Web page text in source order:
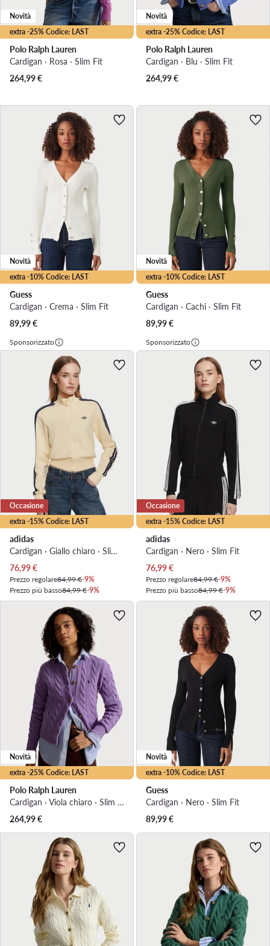
extra -25% Codice: LAST
Novità
Polo Ralph Lauren
Cardigan · Rosa · Slim Fit
264,99€
extra -25% Codice: LAST
Novità
Polo Ralph Lauren
Cardigan · Blu · Slim Fit
264,99€
extra -10% Codice: LAST
Novità
Guess
Cardigan · Crema · Slim Fit
89,99€
extra -10% Codice: LAST
Novità
Guess
Cardigan · Cachi · Slim Fit
89,99€
Sponsorizzato
extra -15% Codice: LAST
Occasione
adidas
Cardigan · Giallo chiaro · Slim Fit
Prezzo attuale
76,99€
Prezzo regolare84,99 €-9%
Prezzo più basso84,99 €-9%
Sponsorizzato
extra -15% Codice: LAST
Occasione
adidas
Cardigan · Nero · Slim Fit
Prezzo attuale
76,99€
Prezzo regolare84,99 €-9%
Prezzo più basso84,99 €-9%
extra -25% Codice: LAST
Novità
Polo Ralph Lauren
Cardigan · Viola chiaro · Slim Fit
264,99€
extra -10% Codice: LAST
Novità
Guess
Cardigan · Nero · Slim Fit
89,99€